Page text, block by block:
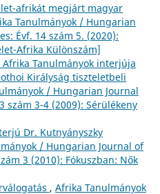
afrikát megjárt magyar
Tanulmányok / Hungarian
Évf. 14 szám 5. (2020):
Afrika Különszám]
Afrika Tanulmányok interjúja
Királyság tiszteletbeli
/ Hungarian Journal
szám 3-4 (2009): Sérülékeny
Dr. Kutnyányszky
/ Hungarian Journal of
3 (2010): Fókuszban: Nők
, Afrika Tanulmányok